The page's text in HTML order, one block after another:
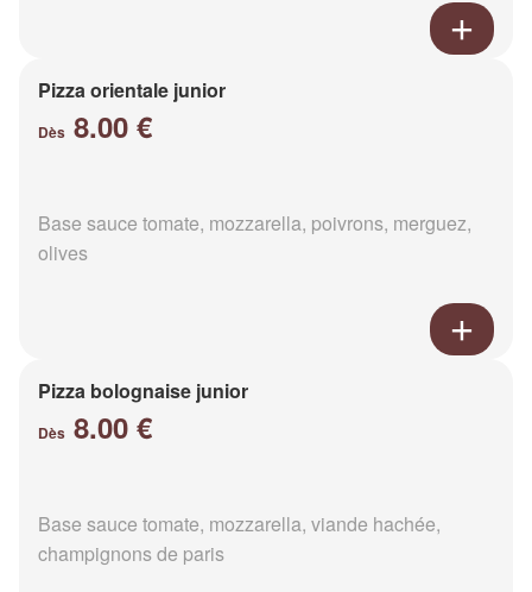
Pizza orientale junior
Dès 8.00 €
Base sauce tomate, mozzarella, poivrons, merguez,
olives
Pizza bolognaise junior
Dès 8.00 €
Base sauce tomate, mozzarella, viande hachée,
champignons de paris